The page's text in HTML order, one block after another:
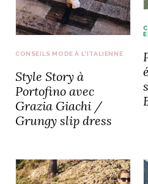
CONSEILS MODE À L'ITALIENNE
Style Story à
Portofino avec
Grazia Giachi /
Grungy slip dress